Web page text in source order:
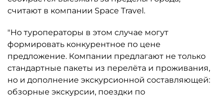
считают в компании Space Travel.
"Но туроператоры в этом случае могут
формировать конкурентное по цене
предложение. Компании предлагают не только
стандартные пакеты из перелёта и проживания,
но и дополнение экскурсионной составляющей:
обзорные экскурсии, поездки по